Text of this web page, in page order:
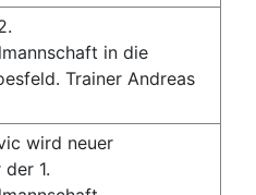
in die
Trainer Andreas
wird neuer
1.